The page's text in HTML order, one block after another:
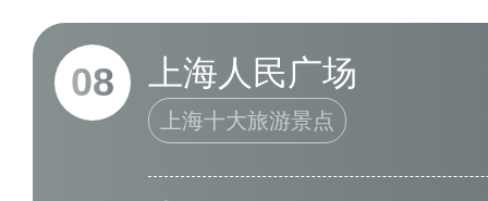
08 上海人民广场
上海十大旅游景点